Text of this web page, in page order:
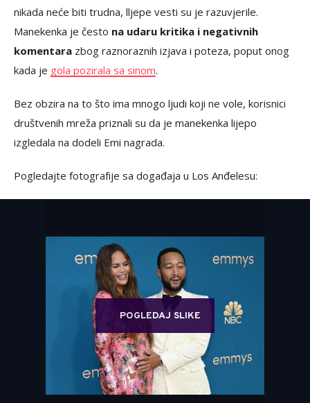
nikada neće biti trudna, lljepe vesti su je razuvjerile.
Manekenka je često na udaru kritika i negativnih
komentara zbog raznoraznih izjava i poteza, poput onog
kada je gola pozirala sa sinom.
Bez obzira na to što ima mnogo ljudi koji ne vole, korisnici
društvenih mreža priznali su da je manekenka lijepo
izgledala na dodeli Emi nagrada.
Pogledajte fotografije sa događaja u Los Anđelesu:
POGLEDAJ SLIKE